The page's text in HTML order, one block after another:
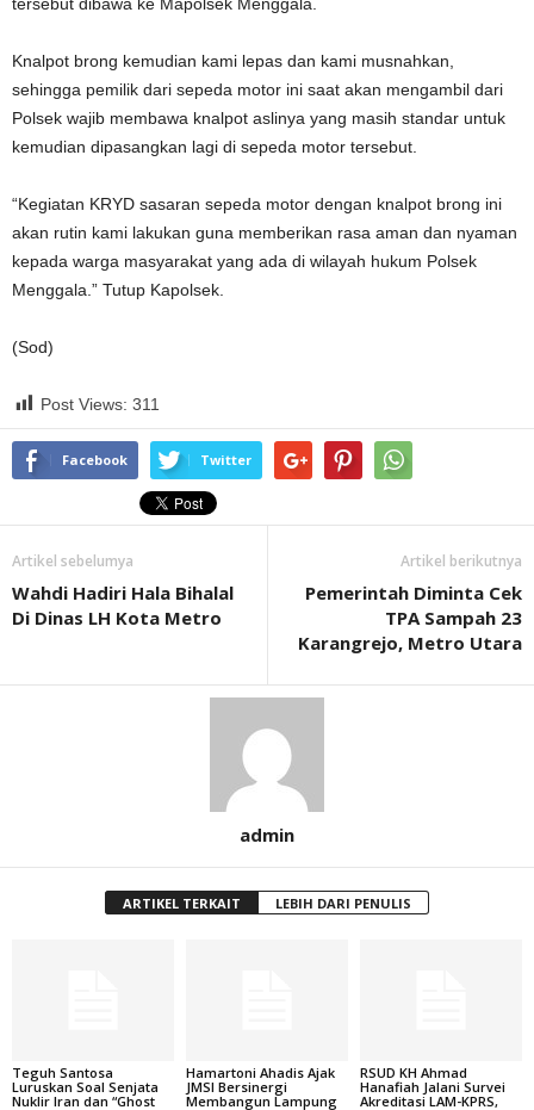
Knalpot brong kemudian kami lepas dan kami musnahkan,
sehingga pemilik dari sepeda motor ini saat akan mengambil dari
Polsek wajib membawa knalpot aslinya yang masih standar untuk
kemudian dipasangkan lagi di sepeda motor tersebut.
“Kegiatan KRYD sasaran sepeda motor dengan knalpot brong ini
akan rutin kami lakukan guna memberikan rasa aman dan nyaman
kepada warga masyarakat yang ada di wilayah hukum Polsek
Menggala.” Tutup Kapolsek.
(Sod)
Post Views: 311
Facebook Twitter
Artikel sebelumya
Wahdi Hadiri Hala Bihalal
Di Dinas LH Kota Metro
Artikel berikutnya
Pemerintah Diminta Cek
TPA Sampah 23
Karangrejo, Metro Utara
admin
ARTIKEL TERKAIT LEBIH DARI PENULIS
Teguh Santosa
Luruskan Soal Senjata
Nuklir Iran dan “Ghost
Hamartoni Ahadis Ajak
JMSI Bersinergi
Membangun Lampung
RSUD KH Ahmad
Hanafiah Jalani Survei
Akreditasi LAM-KPRS,